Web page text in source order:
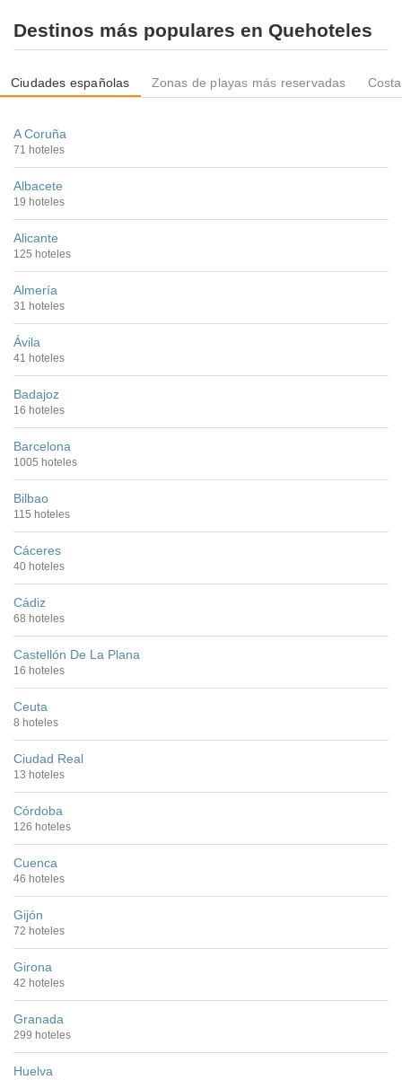
Destinos más populares en Quehoteles
Ciudades españolas Zonas de playas más reservadas
A Coruña
71 hoteles
Albacete
19 hoteles
Alicante
125 hoteles
Almería
31 hoteles
Ávila
41 hoteles
Badajoz
16 hoteles
Barcelona
1005 hoteles
Bilbao
115 hoteles
Cáceres
40 hoteles
Cádiz
68 hoteles
Castellón De La Plana
16 hoteles
Ceuta
8 hoteles
Ciudad Real
13 hoteles
Córdoba
126 hoteles
Cuenca
46 hoteles
Gijón
72 hoteles
Girona
42 hoteles
Granada
299 hoteles
Huelva